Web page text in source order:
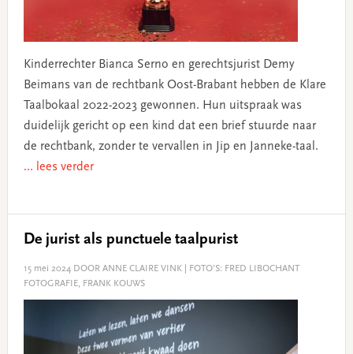
Kinderrechter Bianca Serno en gerechtsjurist Demy
Beimans van de rechtbank Oost-Brabant hebben de Klare
Taalbokaal 2022-2023 gewonnen. Hun uitspraak was
duidelijk gericht op een kind dat een brief stuurde naar
de rechtbank, zonder te vervallen in Jip en Janneke-taal.
... lees verder
De jurist als punctuele taalpurist
15 mei 2024DOOR ANNE CLAIRE VINK | FOTO’S: FRED LIBOCHANT
FOTOGRAFIE, FRANK KOUWS